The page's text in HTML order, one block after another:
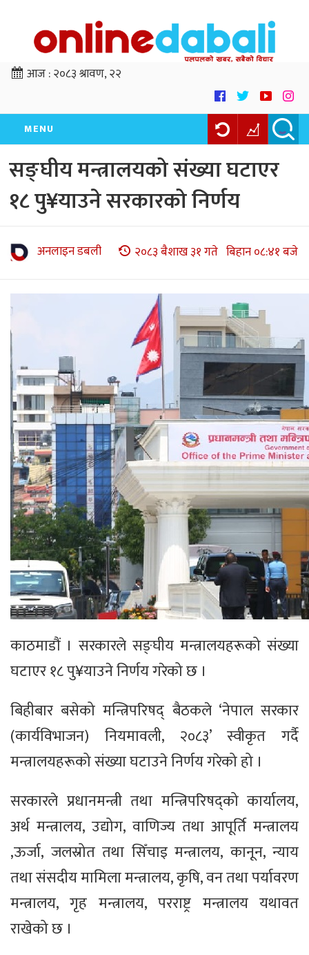
आज :२०८३ श्रावण, २२
MENU
सङ्घीय मन्त्रालयको संख्या घटाएर
१८ पु¥याउने सरकारको निर्णय
अनलाइन डबली २०८३ बैशाख ३१ गते बिहान ०८:४१ बजे
काठमाडौं । सरकारले सङ्घीय मन्त्रालयहरूको संख्या
घटाएर १८ पु¥याउने निर्णय गरेको छ ।
बिहीबार बसेको मन्त्रिपरिषद् बैठकले ‘नेपाल सरकार
(कार्यविभाजन) नियमावली, २०८३’ स्वीकृत गर्दै
मन्त्रालयहरूको संख्या घटाउने निर्णय गरेको हो ।
सरकारले प्रधानमन्त्री तथा मन्त्रिपरिषद्को कार्यालय,
अर्थ मन्त्रालय, उद्योग, वाणिज्य तथा आपूर्ति मन्त्रालय
,ऊर्जा, जलस्रोत तथा सिँचाइ मन्त्रालय, कानून, न्याय
तथा संसदीय मामिला मन्त्रालय, कृषि, वन तथा पर्यावरण
मन्त्रालय, गृह मन्त्रालय, परराष्ट्र मन्त्रालय यथावत
राखेको छ ।